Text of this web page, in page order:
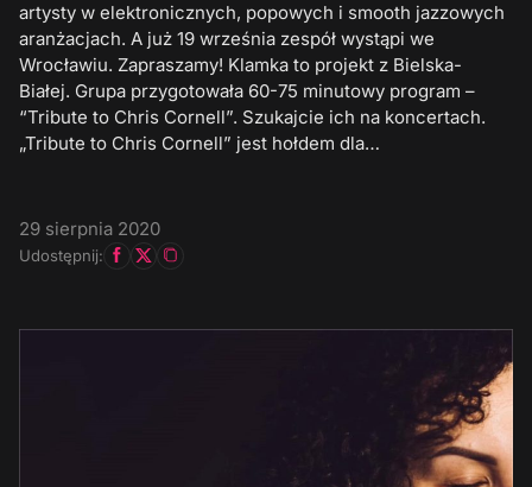
artysty w elektronicznych, popowych i smooth jazzowych
aranżacjach. A już 19 września zespół wystąpi we
Wrocławiu. Zapraszamy! Klamka to projekt z Bielska-
Białej. Grupa przygotowała 60-75 minutowy program –
“Tribute to Chris Cornell”. Szukajcie ich na koncertach.
„Tribute to Chris Cornell” jest hołdem dla…
29 sierpnia 2020
Udostępnij: